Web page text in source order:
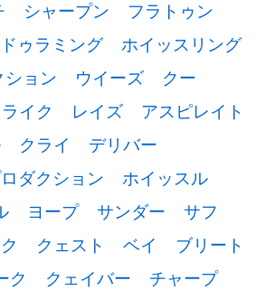
シャープン
フラトゥン
ドゥラミング
ホイッスリング
ション ウイーズ
クー
イク レイズ
アスピレイト
クライ
デリバー
ダクション
ホイッスル
ヨープ サンダー
サフ
クェスト ベイ
ブリート
ク クェイバー
チャープ